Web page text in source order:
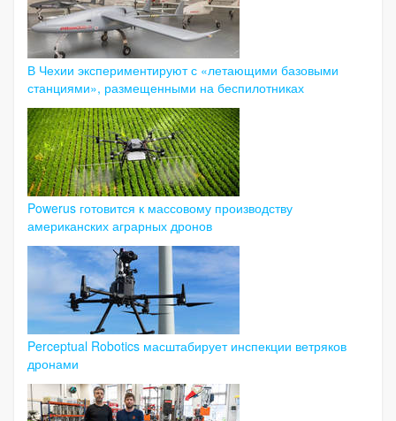
В Чехии экспериментируют с «летающими базовыми
станциями», размещенными на беспилотниках
Powerus готовится к массовому производству
американских аграрных дронов
Perceptual Robotics масштабирует инспекции ветряков
дронами